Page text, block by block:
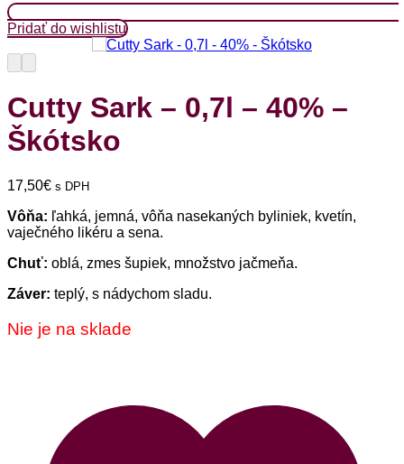
Pridať do wishlistu
Cutty Sark – 0,7l – 40% –
Škótsko
17,50€ s DPH
Vôňa: ľahká, jemná, vôňa nasekaných byliniek, kvetín,
vaječného likéru a sena.
Chuť: oblá, zmes šupiek, množstvo jačmeňa.
Záver: teplý, s nádychom sladu.
Nie je na sklade